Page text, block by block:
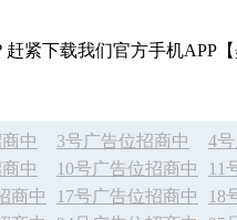
紧下载我们官方手机APP
中 3号广告位招商中
4
中 10号广告位招商中
11
商中 17号广告位招商中
18